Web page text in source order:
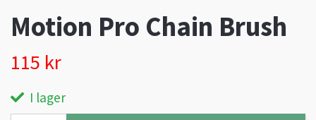
Motion Pro Chain Brush
115 kr
I lager